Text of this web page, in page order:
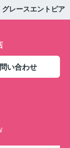
グレースエントピア
い合わせ